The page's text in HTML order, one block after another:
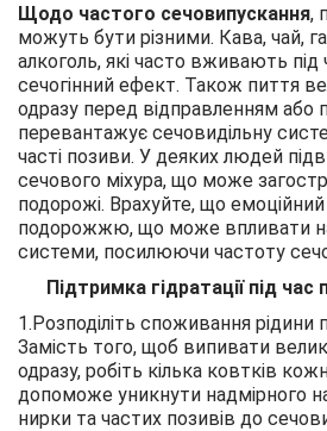
Щодо частого сечовипускання,
можуть бути різними. Кава, чай,
алкоголь, які часто вживають
сечогінний ефект. Також пиття
одразу перед відправленням або
перевантажує сечовидільну
часті позиви. У деяких людей
сечового міхура, що може
подорожі. Врахуйте, що емоційний
подорожжю, що може впливати
системи, посилюючи частоту
Підтримка гідратаціїпід час
1.Розподіліть споживання рідини
Замість того, щоб випивати
одразу, робіть кілька ковтків
допоможе уникнути надмірного
нирки та частих позивів до